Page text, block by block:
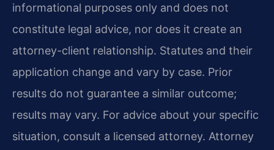
informational purposes only and does not
constitute legal advice, nor does it create an
attorney-client relationship. Statutes and their
application change and vary by case. Prior
results do not guarantee a similar outcome;
results may vary. For advice about your specific
situation, consult a licensed attorney. Attorney